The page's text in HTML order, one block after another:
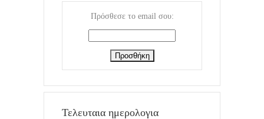
Πρόσθεσε το email σου:
Τελευταια ημερολογια